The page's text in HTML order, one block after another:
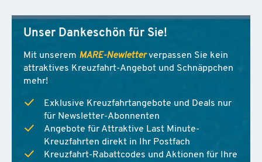
Unser Dankeschön für Sie!
Mit unserem MARE-Newletterverpassen Sie kein
attraktives Kreuzfahrt-Angebot und Schnäppchen
mehr!
Exklusive Kreuzfahrtangebote und Deals nur
für Newsletter-Abonnenten
Angebote für Attraktive Last Minute-
Kreuzfahrten direkt in Ihr Postfach
Kreuzfahrt-Rabattcodes und Aktionen für Ihre